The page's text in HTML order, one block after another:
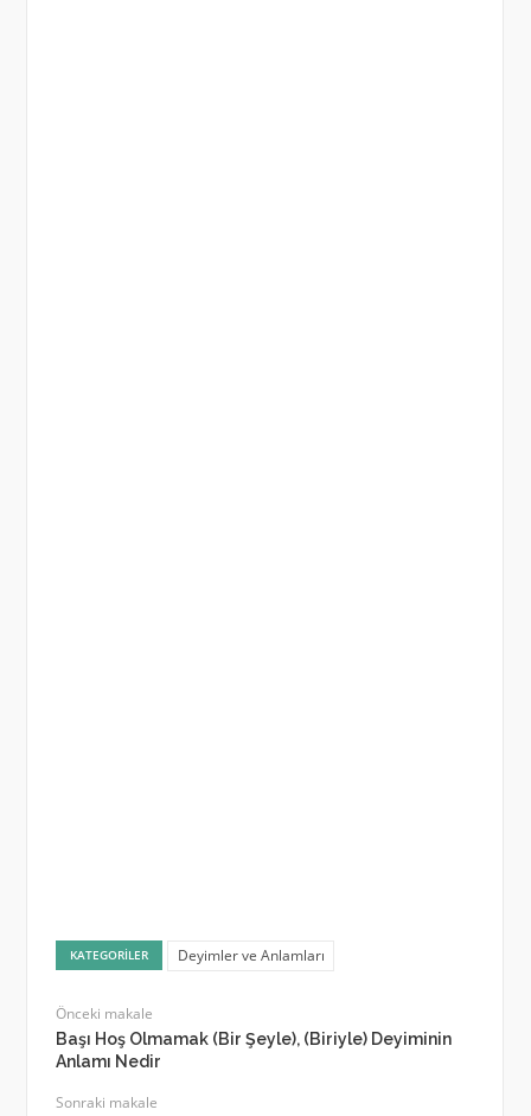
KATEGORILER Deyimler ve Anlamları
Önceki makale
Başı Hoş Olmamak (Bir Şeyle), (Biriyle) Deyiminin
Anlamı Nedir
Sonraki makale